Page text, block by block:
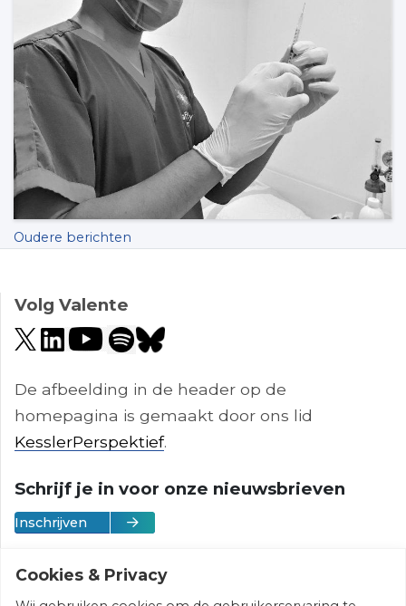
Berichten
Oudere berichten
Volg Valente
De afbeelding in de header op de
homepagina is gemaakt door ons lid
KesslerPerspektief.
Schrijf je in voor onze nieuwsbrieven
Inschrijven
Cookies & Privacy